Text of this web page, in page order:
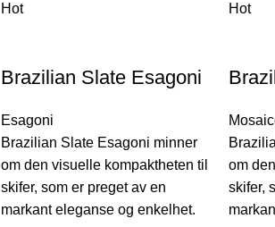
Hot
Brazilian Slate Esagoni
Esagoni
Brazilian Slate Esagoni minner
om den visuelle kompaktheten til
skifer, som er preget av en
markant eleganse og enkelhet.
Hot
om
skifer,